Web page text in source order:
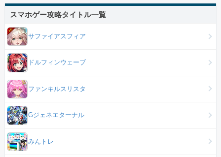
スマホゲー攻略タイトル一覧
サファイアスフィア
ドルフィンウェーブ
ファンキルスリスタ
Gジェネエターナル
みんトレ